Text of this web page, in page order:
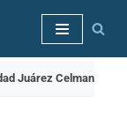
Juárez Celman